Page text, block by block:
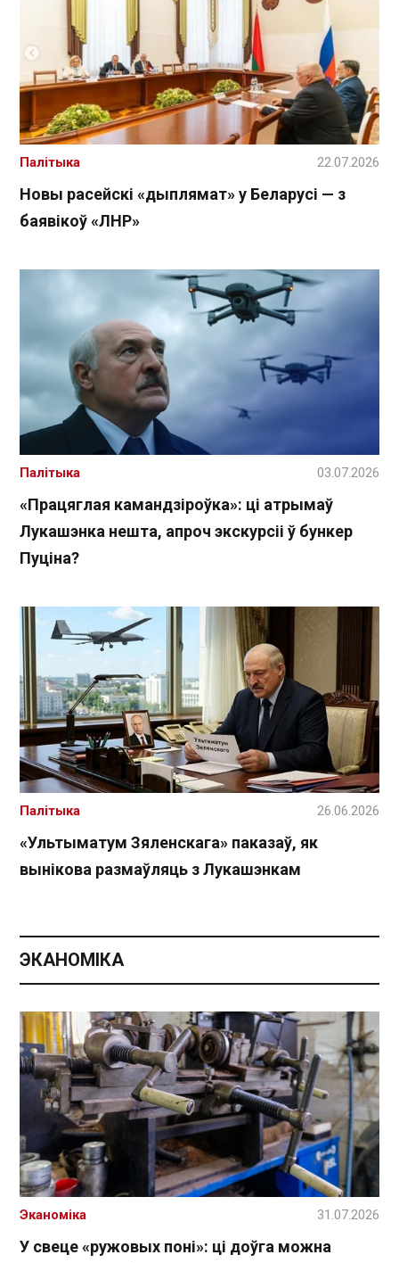
Новы расейскі «дыплямат» у Беларусі — з
баявікоў «ЛНР»
Палітыка 22.07.2026
«Працяглая камандзіроўка»: ці атрымаў
Лукашэнка нешта, апроч экскурсіі ў бункер
Пуціна?
Палітыка 03.07.2026
«Ультыматум Зяленскага» паказаў, як
вынікова размаўляць з Лукашэнкам
Палітыка 26.06.2026
ЭКАНОМІКА
У свеце «ружовых поні»: ці доўга можна
Эканоміка 31.07.2026